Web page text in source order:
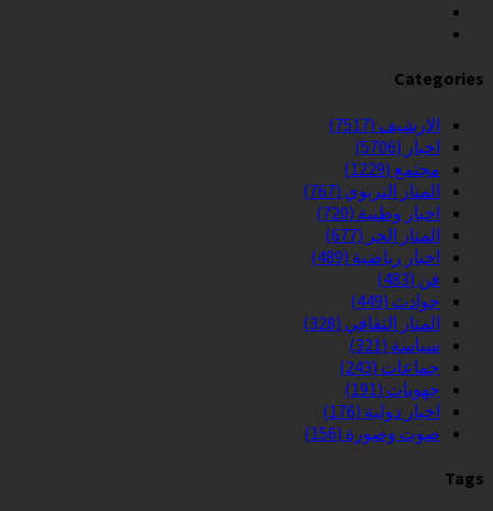
Categories
الارشيف (7517)
اخبار (5706)
مجتمع (1229)
المنار التربوي (767)
اخبار وطنية (720)
المنار الحر (677)
اخبار رياضية (489)
فن (483)
حوادث (449)
المنار الثقافي (328)
سياسة (321)
جماعات (243)
جهويات (191)
اخبار دولية (176)
صوت وصورة (156)
Tags